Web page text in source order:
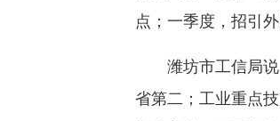
点；一季度，招引
潍坊市工信局说
省第二；工业重点